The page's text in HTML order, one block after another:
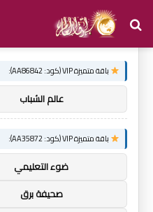
بحث
عن
توصيات :
باقة متميزة VIP (كود: AA86842):
عالم الشباب
باقة متميزة VIP (كود: AA35872):
ضوء التعليمي
صحيفة برق